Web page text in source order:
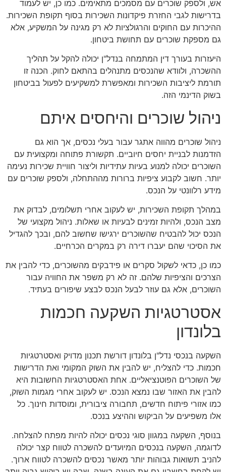
אש, ולספק שוכרים עם מסמכים מתאימים. כמו כן, יש לעמוד
בדרישות לגבי החזרת פיקדונות השכירות בסוף תקופת השכירות.
ההיכרות עם החוקים והרגולציות לא רק מגינה על המשקיע, אלא
גם מספקת שוכרים עם תחושת ביטחון.
היעזרות בעורך דין המתמחה בנדל"ן יכולה להקל על תהליך
ההשכרה, ולוודא שהנכסים מתנהלים בהתאם לחוק. הכנה זו
תורמת ליציבות השכירות ומאפשרת למשקיעים לפעול בביטחון
בשוק הדינמי הזה.
ניהול שוכרים והיחסים איתם
ניהול שוכרים מהווה אתגר עבור בעלי נכסים, אך הוא גם
הזדמנות לבניית יחסים חיוביים. תקשורת פתוחה ומקצועית עם
השוכרים יכולה למנוע בעיות עתידיות וליצור חוויית שכירות נעימה
יותר. חשוב לקבוע ציפיות ברורות מההתחלה, ולספק שוכרים עם
מידע רלוונטי על הנכס.
במהלך תקופת השכירות, יש לעקוב אחרי תשלומים, לבדוק את
מצב הנכס, ולהיות זמינים לבעיות או שאלות. ניהול מקצועי של
הנכס יכול להבטיח שהשוכרים ירגישו שחשוב להם, ובכך להגדיל
את הסיכוי שהם יעברו דירה רק במקרים הכרחיים.
כמו כן, כדאי לשקול סקרים או פידבקים מהשוכרים, כדי להבין את
הצרכים והציפיות שלהם. זה לא רק משפר את החוויה עבור
השוכרים, אלא גם עוזר לבעל הנכס לבצע שיפורים בעתיד.
אסטרטגיות השקעה חכמות
בלונדון
השקעה בנכסי נדל"ן בלונדון דורשת תכנון מדויק ואסטרטגיות
חכמות. כדי להצליח, יש להבין את השוק המקומי ואת הדרישות
של השוכרים הפוטנציאליים. אחת האסטרטגיות החשובות היא
להבין את האזור שבו נמצא הנכס. יש לעקוב אחרי מגמות השוק,
כמו אזורי פיתוח חדשים, תחבורה ציבורית, ומוסדות חינוך. כל
אלו משפיעים על הביקוש וההיצע בנכס.
בנוסף, השקעה במגוון סוגי נכסים יכולה להיות מפתח להצלחה.
לדוגמה, השקעה בנכסים המיועדים להשכרה לטווח קצר יכולה
להניב תשואות גבוהות יותר מאשר נכסים להשכרה לטווח ארוך.